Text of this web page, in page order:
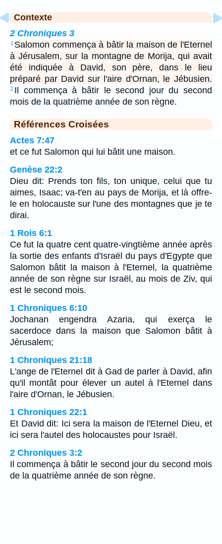
Contexte
2 Chroniques 3
1 Salomon commença à bâtir la maison de l'Eternel
à Jérusalem, sur la montagne de Morija, qui avait
été indiquée à David, son père, dans le lieu
préparé par David sur l'aire d'Ornan, le Jébusien.
2 Il commença à bâtir le second jour du second
mois de la quatrième année de son règne.
Références Croisées
Actes 7:47
et ce fut Salomon qui lui bâtit une maison.
Genèse 22:2
Dieu dit: Prends ton fils, ton unique, celui que tu
aimes, Isaac; va-t'en au pays de Morija, et là offre-
le en holocauste sur l'une des montagnes que je te
dirai.
1 Rois 6:1
Ce fut la quatre cent quatre-vingtième année après
la sortie des enfants d'Israël du pays d'Egypte que
Salomon bâtit la maison à l'Eternel, la quatrième
année de son règne sur Israël, au mois de Ziv, qui
est le second mois.
1 Chroniques 6:10
Jochanan engendra Azaria, qui exerça le
sacerdoce dans la maison que Salomon bâtit à
Jérusalem;
1 Chroniques 21:18
L'ange de l'Eternel dit à Gad de parler à David, afin
qu'il montât pour élever un autel à l'Eternel dans
l'aire d'Ornan, le Jébusien.
1 Chroniques 22:1
Et David dit: Ici sera la maison de l'Eternel Dieu, et
ici sera l'autel des holocaustes pour Israël.
2 Chroniques 3:2
Il commença à bâtir le second jour du second mois
de la quatrième année de son règne.